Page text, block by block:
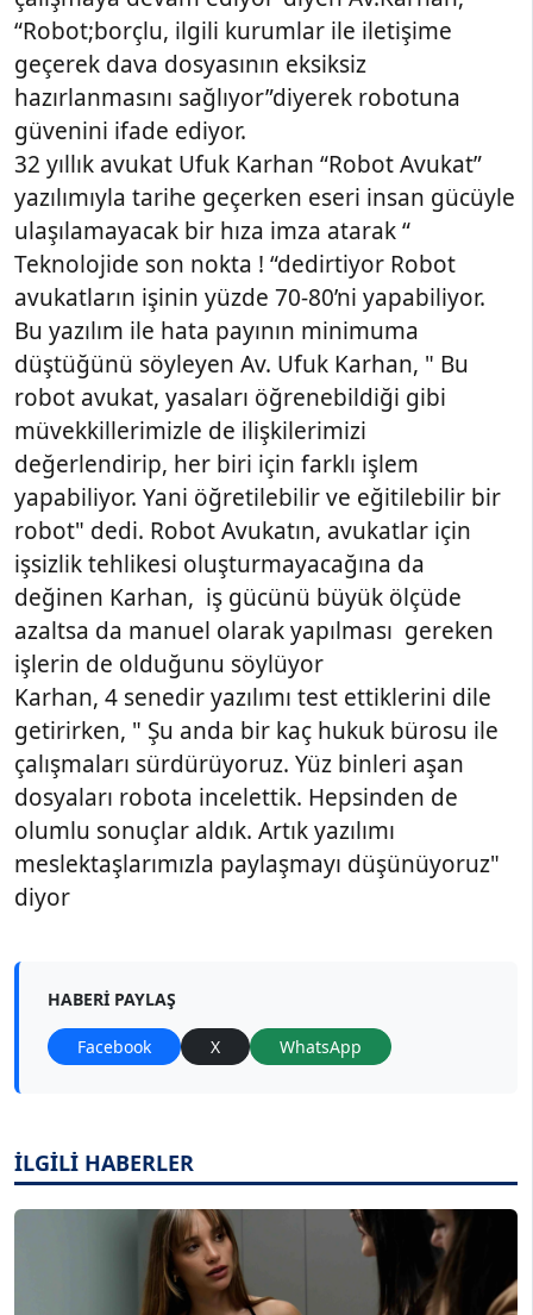
“Robot;borçlu, ilgili kurumlar ile iletişime
geçerek dava dosyasının eksiksiz
hazırlanmasını sağlıyor”diyerek robotuna
güvenini ifade ediyor.
32 yıllık avukat Ufuk Karhan “Robot Avukat”
yazılımıyla tarihe geçerken eseri insan gücüyle
ulaşılamayacak bir hıza imza atarak “
Teknolojide son nokta ! “dedirtiyor Robot
avukatların işinin yüzde 70-80’ni yapabiliyor.
Bu yazılım ile hata payının minimuma
düştüğünü söyleyen Av. Ufuk Karhan, " Bu
robot avukat, yasaları öğrenebildiği gibi
müvekkillerimizle de ilişkilerimizi
değerlendirip, her biri için farklı işlem
yapabiliyor. Yani öğretilebilir ve eğitilebilir bir
robot" dedi. Robot Avukatın, avukatlar için
işsizlik tehlikesi oluşturmayacağına da
değinen Karhan, iş gücünü büyük ölçüde
azaltsa da manuel olarak yapılması gereken
işlerin de olduğunu söylüyor
Karhan, 4 senedir yazılımı test ettiklerini dile
getirirken, " Şu anda bir kaç hukuk bürosu ile
çalışmaları sürdürüyoruz. Yüz binleri aşan
dosyaları robota incelettik. Hepsinden de
olumlu sonuçlar aldık. Artık yazılımı
meslektaşlarımızla paylaşmayı düşünüyoruz"
diyor
HABERI PAYLAŞ
Facebook X WhatsApp
İLGİLİ HABERLER